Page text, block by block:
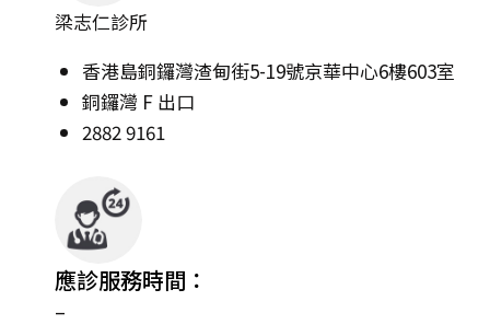
梁志仁診所
香港島銅鑼灣渣甸街5-19號京華中心6樓603室
銅鑼灣 F 出口
2882 9161
應診服務時間：
–